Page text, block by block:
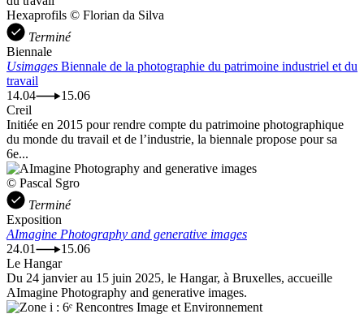
Hexaprofils © Florian da Silva
Terminé
Biennale
Usimages Biennale de la photographie du patrimoine industriel et du
travail
14.04
15.06
Creil
Initiée en 2015 pour rendre compte du patrimoine photographique
du monde du travail et de l’industrie, la biennale propose pour sa
6e...
© Pascal Sgro
Terminé
Exposition
AImagine Photography and generative images
24.01
15.06
Le Hangar
Du 24 janvier au 15 juin 2025, le Hangar, à Bruxelles, accueille
AImagine Photography and generative images.